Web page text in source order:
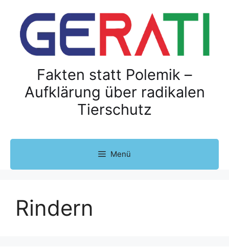
Fakten statt Polemik –
Aufklärung über radikalen
Tierschutz
Menü
Rindern